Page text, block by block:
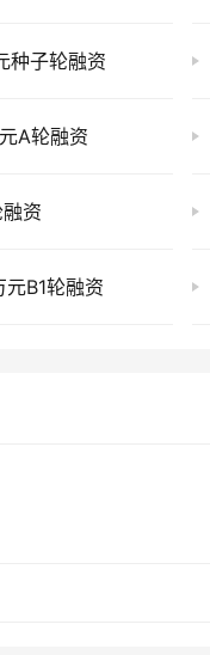
种子轮融资
A轮融资
资
B1轮融资